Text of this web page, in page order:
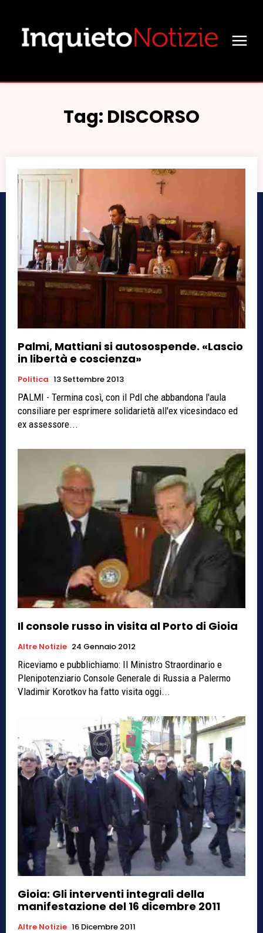
Tag: DISCORSO
Palmi, Mattiani si autosospende. «Lascio
in libertà e coscienza»
Politica 13 Settembre 2013
PALMI - Termina così, con il Pdl che abbandona l'aula
consiliare per esprimere solidarietà all'ex vicesindaco ed
ex assessore...
Il console russo in visita al Porto di Gioia
Altre Notizie 24 Gennaio 2012
Riceviamo e pubblichiamo: Il Ministro Straordinario e
Plenipotenziario Console Generale di Russia a Palermo
Vladimir Korotkov ha fatto visita oggi...
Gioia: Gli interventi integrali della
manifestazione del 16 dicembre 2011
Altre Notizie 16 Dicembre 2011